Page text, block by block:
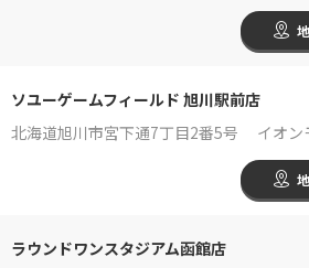
ソユーゲームフィールド 旭川駅前店
北海道旭川市宮下通7丁目2番5号 イオン
ラウンドワンスタジアム函館店